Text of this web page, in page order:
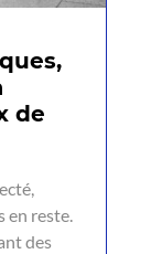
de
en reste.
des